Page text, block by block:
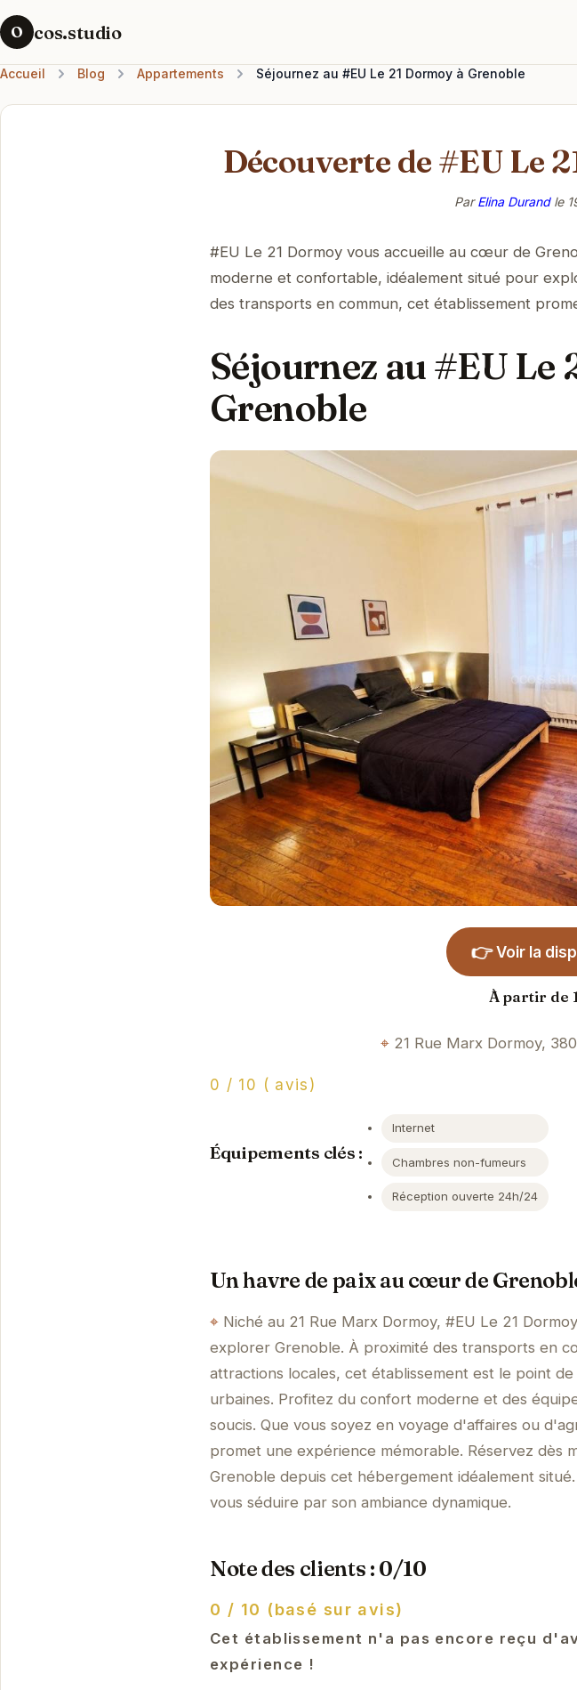
O cos.studio
Accueil Blog Appartements Séjournez au #EU Le 21 Dormoy à Grenoble
Découverte de #EU Le
ParElina Durandle
#EU Le 21 Dormoy vous accueille au cœur de
moderne et confortable, idéalement situé pour
des transports en commun, cet établissement
Séjournez au #EU Le
Grenoble
👉 Voir la
À partir de
21 Rue Marx Dormoy,
0 / 10 ( avis)
Équipements clés :
Internet
Chambres non-fumeurs
Réception ouverte 24h/24
Un havre de paix au cœur de
Niché au 21 Rue Marx Dormoy, #EU Le 21
explorer Grenoble. À proximité des transports en
attractions locales, cet établissement est le point
urbaines. Profitez du confort moderne et des
soucis. Que vous soyez en voyage d'affaires ou
promet une expérience mémorable. Réservez dès
Grenoble depuis cet hébergement idéalement
vous séduire par son ambiance dynamique.
Note des clients : 0/10
0 / 10 (basé sur avis)
Cet établissement n'a pas encore reçu
expérience !